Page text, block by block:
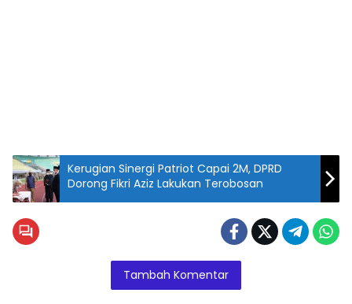
Komisi I
DPRD
Kerugian Sinergi Patriot Capai 2M, DPRD
Dorong Fikri Aziz Lakukan Terobosan
Tambah Komentar